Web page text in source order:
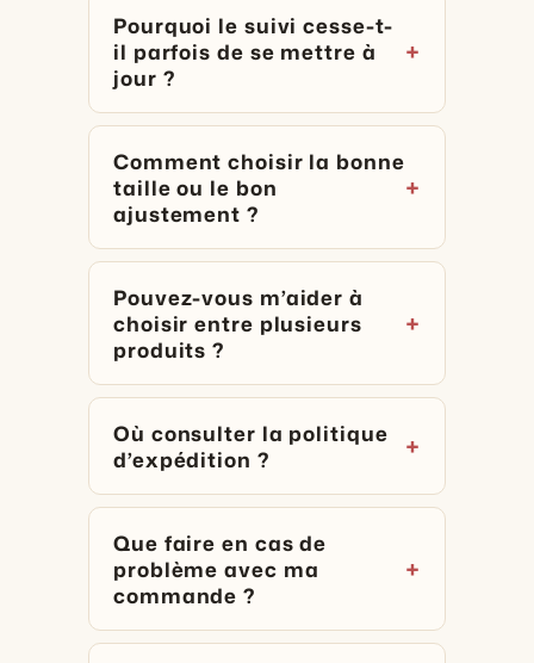
Pourquoi le suivi cesse-t-
il parfois de se mettre à
jour ?
Comment choisir la bonne
taille ou le bon
ajustement ?
Pouvez-vous m’aider à
choisir entre plusieurs
produits ?
Où consulter la politique
d’expédition ?
Que faire en cas de
problème avec ma
commande ?